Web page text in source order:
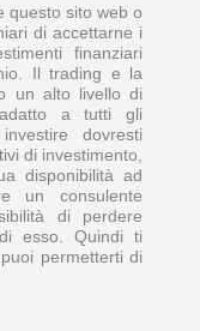
questo sito web o
di accettarne i
finanziari
Il trading e la
un alto livello di
a tutti gli
dovresti
di investimento,
disponibilità ad
un consulente
di perdere
esso. Quindi ti
permetterti di